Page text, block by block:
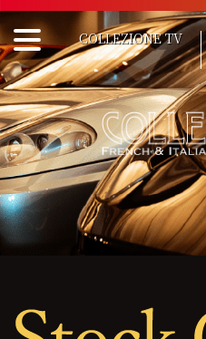
Skip
to
content
COLLEZIONE TV